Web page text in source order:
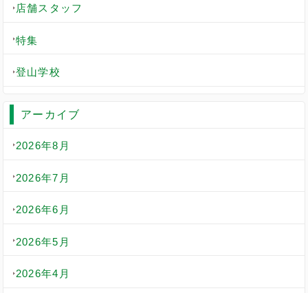
店舗スタッフ
特集
登山学校
アーカイブ
2026年8月
2026年7月
2026年6月
2026年5月
2026年4月